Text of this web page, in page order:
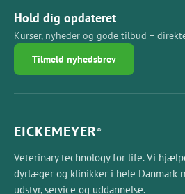
Hold dig opdateret
Kurser, nyheder og gode tilbud –
Tilmeld nyhedsbrev
EICKEMEYER®
Veterinary technology for life. Vi
dyrlæger og klinikker i hele Danmark
udstyr, service og uddannelse.